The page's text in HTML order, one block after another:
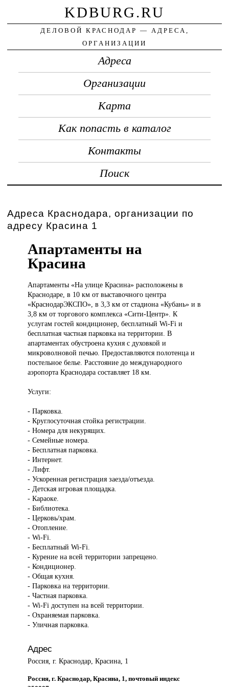
KDBURG.RU
ДЕЛОВОЙ КРАСНОДАР — АДРЕСА,
ОРГАНИЗАЦИИ
Адреса
Организации
Карта
Как попасть в каталог
Контакты
Поиск
Адреса Краснодара, организации по
адресу Красина 1
Апартаменты на
Красина
Апартаменты «Наулице Красина» расположены в
Краснодаре, в 10 км от выставочного центра
«КраснодарЭКСПО», в 3,3 км от стадиона «Кубань» и в
3,8 км от торгового комплекса «Сити-Центр». К
услугам гостей кондиционер, бесплатный Wi-Fi и
бесплатная частная парковка на территории. В
апартаментах обустроена кухня с духовкой и
микроволновой печью. Предоставляются полотенца и
постельное белье. Расстояние до международного
аэропорта Краснодара составляет 18 км.
Услуги:
- Парковка.
- Круглосуточная стойка регистрации.
- Номера для некурящих.
- Семейные номера.
- Бесплатная парковка.
- Интернет.
- Лифт.
- Ускоренная регистрация заезда/отъезда.
- Детская игровая площадка.
- Караоке.
- Библиотека.
- Церковь/храм.
- Отопление.
- Wi-Fi.
- Бесплатный Wi-Fi.
- Курение на всей территории запрещено.
- Кондиционер.
- Общая кухня.
- Парковка на территории.
- Частная парковка.
- Wi-Fi доступен на всей территории.
- Охраняемая парковка.
- Уличная парковка.
Адрес
Россия, г. Краснодар, Красина, 1
Россия, г. Краснодар, Красина, 1, почтовый индекс